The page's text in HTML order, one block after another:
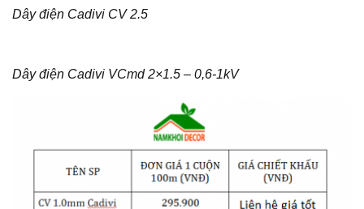
Dây điện Cadivi CV 2.5
Dây điện Cadivi VCmd 2×1.5 – 0,6-1kV